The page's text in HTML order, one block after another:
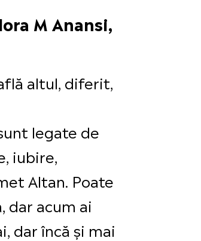
M Anansi,
altul, diferit,
legate de
iubire,
Altan. Poate
dar acum ai
dar încă și mai